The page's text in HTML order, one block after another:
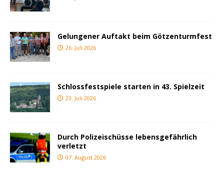
Gelungener Auftakt beim Götzenturmfest
26. Juli 2026
Schlossfestspiele starten in 43. Spielzeit
23. Juli 2026
Durch Polizeischüsse lebensgefährlich
verletzt
07. August 2026